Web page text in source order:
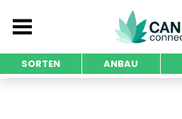
SORTEN ANBAU